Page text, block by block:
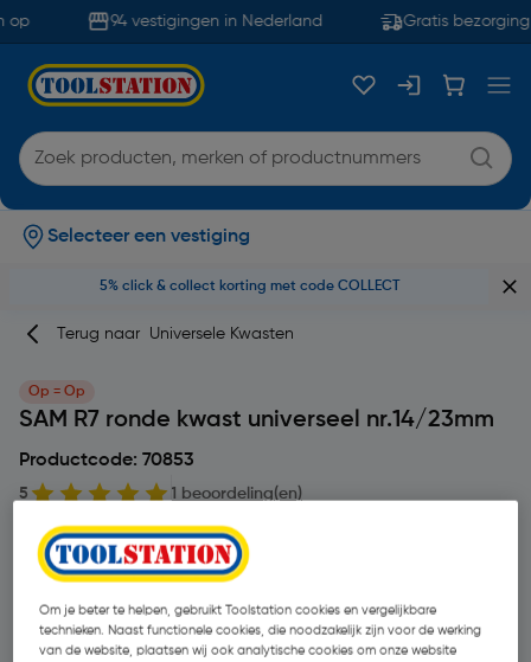
94 vestigingen in Nederland Gratis bezorging
Selecteer een vestiging
5% click & collect korting met code COLLECT
Terug naar Universele Kwasten
Op = Op
SAM R7 ronde kwast universeel nr.14/23mm
Productcode: 70853
5 1 beoordeling(en)
Om je beter te helpen, gebruikt Toolstation cookies en vergelijkbare
technieken. Naast functionele cookies, die noodzakelijk zijn voor de werking
van de website, plaatsen wij ook analytische cookies om onze website